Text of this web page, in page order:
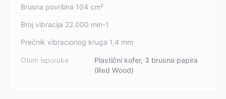
Brusna površina 104 cm²
Broj vibracija 22.000 min-1
Prečnik vibracionog kruga 1,4 mm
Obim isporuke
Plastični kofer, 3 brusna papira
(Red Wood)